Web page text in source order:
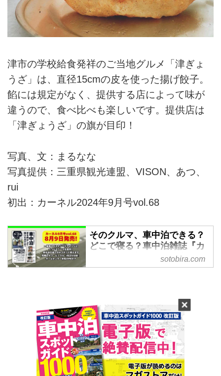
津市の学校給食発祥のご当地グルメ「津ぎょ
うざ」は、直径15cmの皮を使った揚げ餃子。
餡には規定がなく、提供する店によって味が
違うので、食べ比べも楽しいです。提供店は
「津ぎょうざ」の旗が目印！
写真、文：まるなな
写真提供：三重県観光連盟、VISON、あつ、
rui
初出：カーネル2024年9月号vol.68
そのクルマ、車中泊できる？
どこで寝る？車中泊雑誌『カ
ーネル』最新号は人気車サイ
ズチェック！【8月9日発売!】
ル』2024年9月号vol.68の案内。
特集や連載など注目企画の内容を
紹介。2024年8月9日発売。
sotobira.com